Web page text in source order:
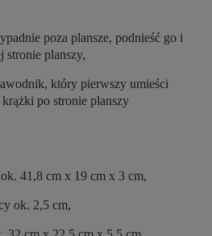
poza plansze, podnieść go i
stronie planszy,
który pierwszy umieści
po stronie planszy
41,8 cm x 19 cm x 3 cm,
ok. 2,5 cm,